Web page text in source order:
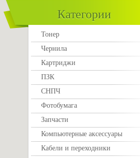
Категории
Тонер
Чернила
Картриджи
ПЗК
СНПЧ
Фотобумага
Запчасти
Компьютерные аксессуары
Кабели и переходники